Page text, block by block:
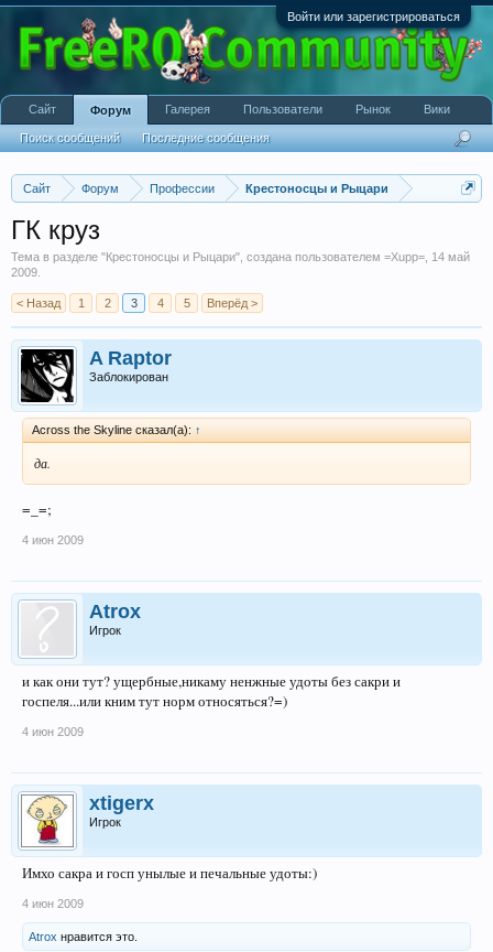
Войти или зарегистрироваться
Сайт Форум Профессии Крестоносцы и Рыцари
ГК круз
Тема в разделе "Крестоносцы и Рыцари", создана пользователем =Xupp= 14 май
2009
< Назад 1 2 3 4 5 Вперёд >
A Raptor
Заблокирован
Across the Skyline сказал(а): ↑
да.
=_=;
4 июн 2009
Atrox
Игрок
и как они тут? ущербные,никаму ненжные удоты без сакри и
госпеля...или кним тут норм относяться?=)
4 июн 2009
xtigerx
Игрок
Имхо сакра и госп унылые и печальные удоты:)
4 июн 2009
Atrox нравится это.
Сайт Форум
Поиск сообщений Последние сообщения
Галерея Пользователи Рынок Вики